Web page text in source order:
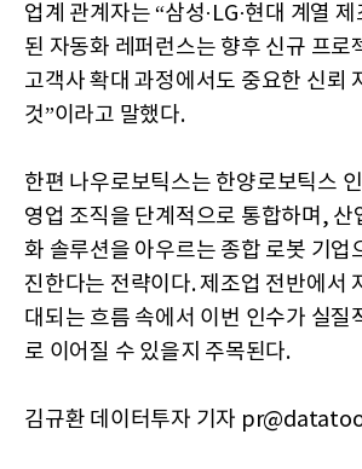
업계 관계자는 “삼성·LG·현대 계열
된 자동화 레퍼런스는 향후 신규 프로
고객사 확대 과정에서도 중요한 신뢰
것”이라고 말했다.
한편 나우로보틱스는 한양로보틱스
영업 조직을 단계적으로 통합하며, 산
화 솔루션을 아우르는 종합 로봇 기업
진한다는 전략이다. 제조업 전반에서
대되는 흐름 속에서 이번 인수가 실질
로 이어질 수 있을지 주목된다.
김규환 데이터투자 기자